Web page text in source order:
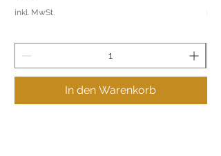
inkl. MwSt.
In den Warenkorb